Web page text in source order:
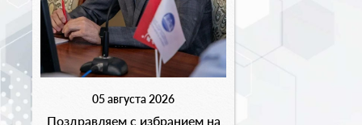
05 августа 2026
Поздравляем с избранием на